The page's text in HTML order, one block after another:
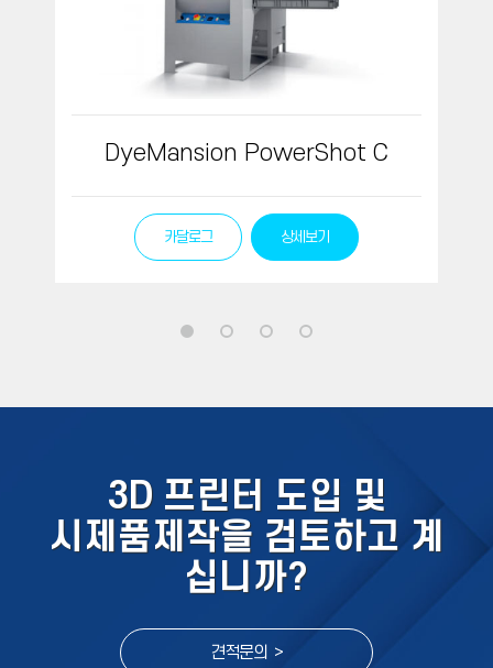
DyeMansion PowerShot C
카달로그 상세보기
3D 프린터 도입 및
시제품제작을 검토하고 계
십니까?
견적문의 >